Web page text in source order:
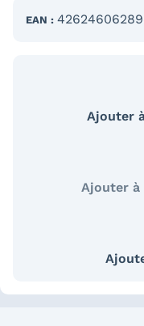
EAN :
Ajouter
Ajouter à